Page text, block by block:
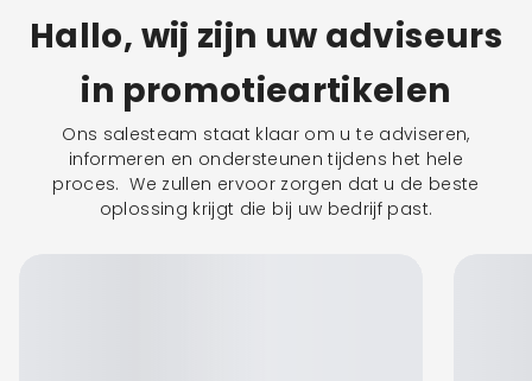
prullenbak en krijgt meestal een vaste plek in huis, tas
of kofferbak. Het woord verraadt de functie al,
parapluie betekent letterlijk tegen de regen, en zo
werkt hij ook voor je merk: maandenlang, soms jaren,
opnieuw in beeld zonder dat je per weergave
betaalt.
Hallo, wij zijn uw adviseurs
in promotieartikelen
Ons salesteam staat klaar om u te adviseren,
informeren en ondersteunen tijdens het hele
proces. We zullen ervoor zorgen dat u de beste
oplossing krijgt die bij uw bedrijf past.